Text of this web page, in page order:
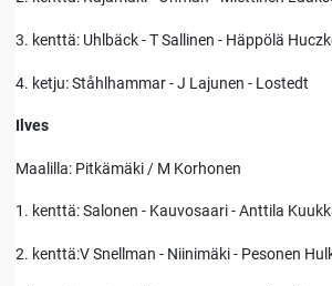
3. kenttä: Uhlbäck - T Sallinen - Häppölä
4. ketju: Ståhlhammar - J Lajunen - Lostedt
Ilves
Maalilla: Pitkämäki / M Korhonen
1. kenttä: Salonen - Kauvosaari - Anttila
2. kenttä:V Snellman - Niinimäki - Pesonen